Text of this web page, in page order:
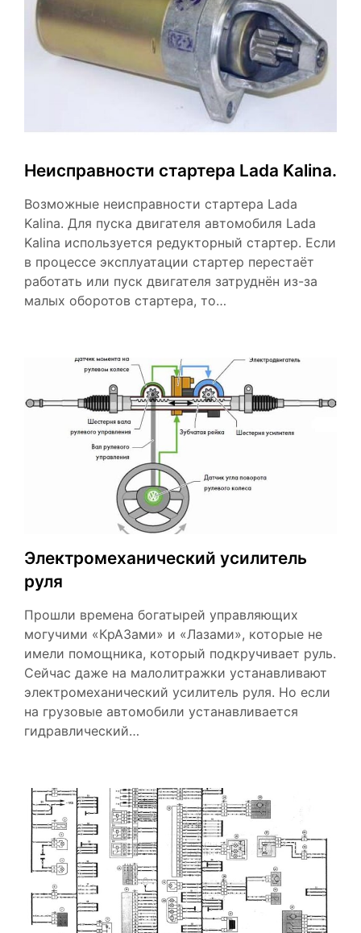
Неисправности стартера Lada Kalina.
Возможные неисправности стартера Lada
Kalina. Для пуска двигателя автомобиля Lada
Kalina используется редукторный стартер. Если
в процессе эксплуатации стартер перестаёт
работать или пуск двигателя затруднён из-за
малых оборотов стартера, то…
Электромеханический усилитель
руля
Прошли времена богатырей управляющих
могучими «КрАЗами» и «Лазами», которые не
имели помощника, который подкручивает руль.
Сейчас даже на малолитражки устанавливают
электромеханический усилитель руля. Но если
на грузовые автомобили устанавливается
гидравлический…